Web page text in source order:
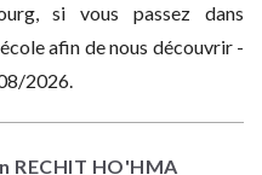
si vous passez dans
afin de nous découvrir -
2026.
RECHIT HO'HMA